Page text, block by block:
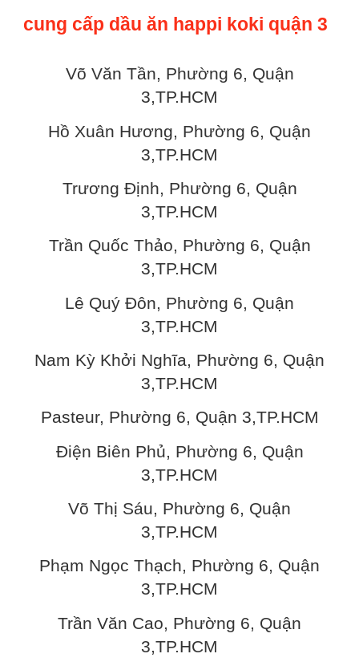
cung cấp dầu ăn happi koki quận 3
Võ Văn Tần, Phường 6, Quận
3,TP.HCM
Hồ Xuân Hương, Phường 6, Quận
3,TP.HCM
Trương Định, Phường 6, Quận
3,TP.HCM
Trần Quốc Thảo, Phường 6, Quận
3,TP.HCM
Lê Quý Đôn, Phường 6, Quận
3,TP.HCM
Nam Kỳ Khởi Nghĩa, Phường 6, Quận
3,TP.HCM
Pasteur, Phường 6, Quận 3,TP.HCM
Điện Biên Phủ, Phường 6, Quận
3,TP.HCM
Võ Thị Sáu, Phường 6, Quận
3,TP.HCM
Phạm Ngọc Thạch, Phường 6, Quận
3,TP.HCM
Trần Văn Cao, Phường 6, Quận
3,TP.HCM